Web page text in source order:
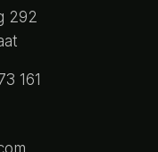
292
161